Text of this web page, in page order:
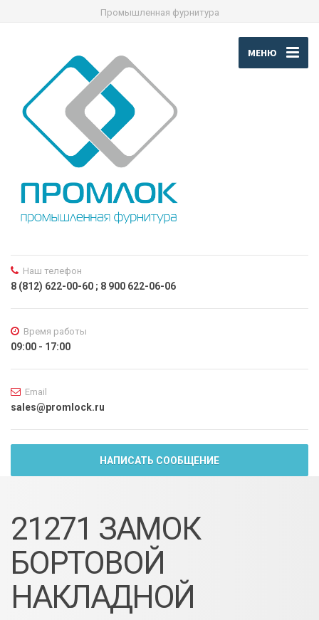
Промышленная фурнитура
МЕНЮ
Наш телефон
8 (812) 622-00-60 ; 8 900 622-06-06
Время работы
09:00 - 17:00
Email
sales@promlock.ru
НАПИСАТЬ СООБЩЕНИЕ
21271 ЗАМОК
БОРТОВОЙ
НАКЛАДНОЙ